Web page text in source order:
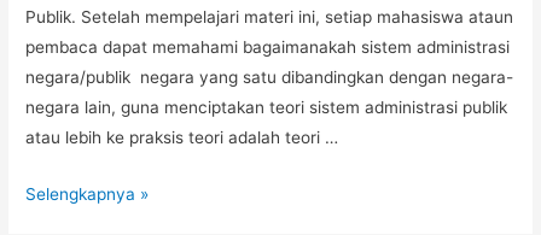
Publik. Setelah mempelajari materi ini, setiap mahasiswa ataun
pembaca dapat memahami bagaimanakah sistem administrasi
negara/publik negara yang satu dibandingkan dengan negara-
negara lain, guna menciptakan teori sistem administrasi publik
atau lebih ke praksis teori adalah teori …
Selengkapnya »